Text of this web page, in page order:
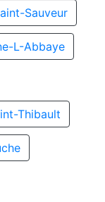
Sauveur
L-Abbaye
Thibault